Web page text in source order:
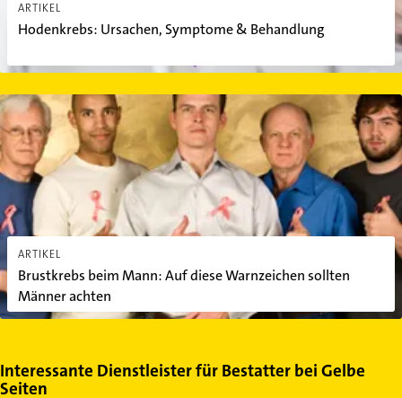
ARTIKEL
Hodenkrebs: Ursachen, Symptome & Behandlung
ARTIKEL
Brustkrebs beim Mann: Auf diese Warnzeichen sollten
Männer achten
Brustkrebs beim Mann: Auf diese Warnzeichen sollten Männer
Interessante Dienstleister für Bestatter bei Gelbe
Seiten